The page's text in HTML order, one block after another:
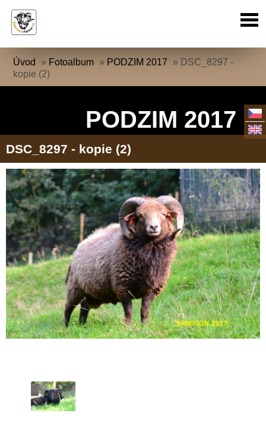
Úvod » Fotoalbum » PODZIM 2017 » DSC_8297 -
kopie (2)
PODZIM 2017
DSC_8297 - kopie (2)